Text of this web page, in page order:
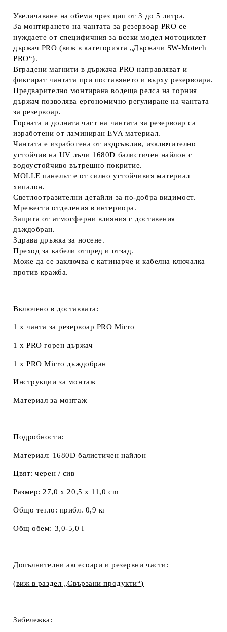
Увеличаване на обема чрез цип от 3 до 5 литра.
За монтирането на чантата за резервоар PRO се
нуждаете от специфичния за всеки модел мотоциклет
държач PRO (виж в категорията „Държачи SW-Motech
PRO“).
Вградени магнити в държача PRO направляват и
фиксират чантата при поставянето и върху резервоара.
Предварително монтирана водеща релса на горния
държач позволява ергономично регулиране на чантата
за резервоар.
Горната и долната част на чантата за резервоар са
изработени от ламиниран EVA материал.
Чантата е изработена от издръжлив, изключително
устойчив на UV лъчи 1680D балистичен найлон с
водоустойчиво вътрешно покритие.
MOLLE панелът е от силно устойчивия материал
хипалон.
Светлоотразителни детайли за по-добра видимост.
Мрежести отделения в интериора.
Защита от атмосферни влияния с доставения
дъждобран.
Здрава дръжка за носене.
Преход за кабели отпред и отзад.
Може да се заключва с катинарче и кабелна ключалка
против кражба.
Включено в доставката:
1 x чанта за резервоар PRO Micro
1 x PRO горен държач
1 x PRO Micro дъждобран
Инструкции за монтаж
Материал за монтаж
Подробности:
Материал: 1680D балистичен найлон
Цвят:черен / сив
Размер: 27,0 x 20,5 x 11,0 cm
Общо тегло: прибл. 0,9 кг
Общ обем: 3,0-5,0 l
Допълнителни аксесоари и резервни части:
(виж в раздел „Свързани продукти“)
Забележка: